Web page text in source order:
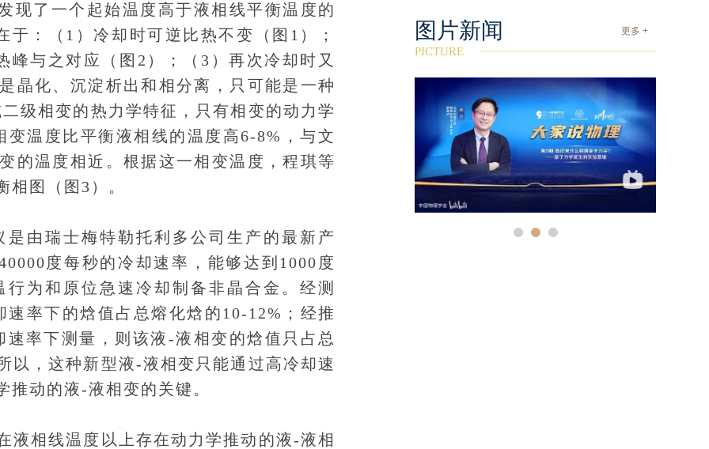
现了一个起始温度高于液相线平衡温度的
：（1）冷却时可逆比热不变（图1）；
与之对应（图2）；（3）再次冷却时又
晶化、沉淀析出和相分离，只可能是一种
级相变的热力学特征，只有相变的动力学
温度比平衡液相线的温度高6-8%，与文
的温度相近。根据这一相变温度，程琪等
图（图3）。
瑞士梅特勒托利多公司生产的最新产
度每秒的冷却速率，能够达到1000度
为和原位急速冷却制备非晶合金。经测
率下的焓值占总熔化焓的10-12%；经推
率下测量，则该液-液相变的焓值只占总
，这种新型液-液相变只能通过高冷却速
动的液-液相变的关键。
相线温度以上存在动力学推动的液-液相
更多 +
图片新闻
PICTURE